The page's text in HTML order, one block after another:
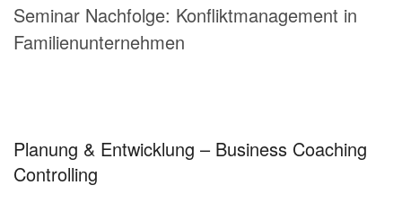
Seminar Nachfolge: Konfliktmanagement in
Familienunternehmen
Planung & Entwicklung – Business Coaching
Controlling